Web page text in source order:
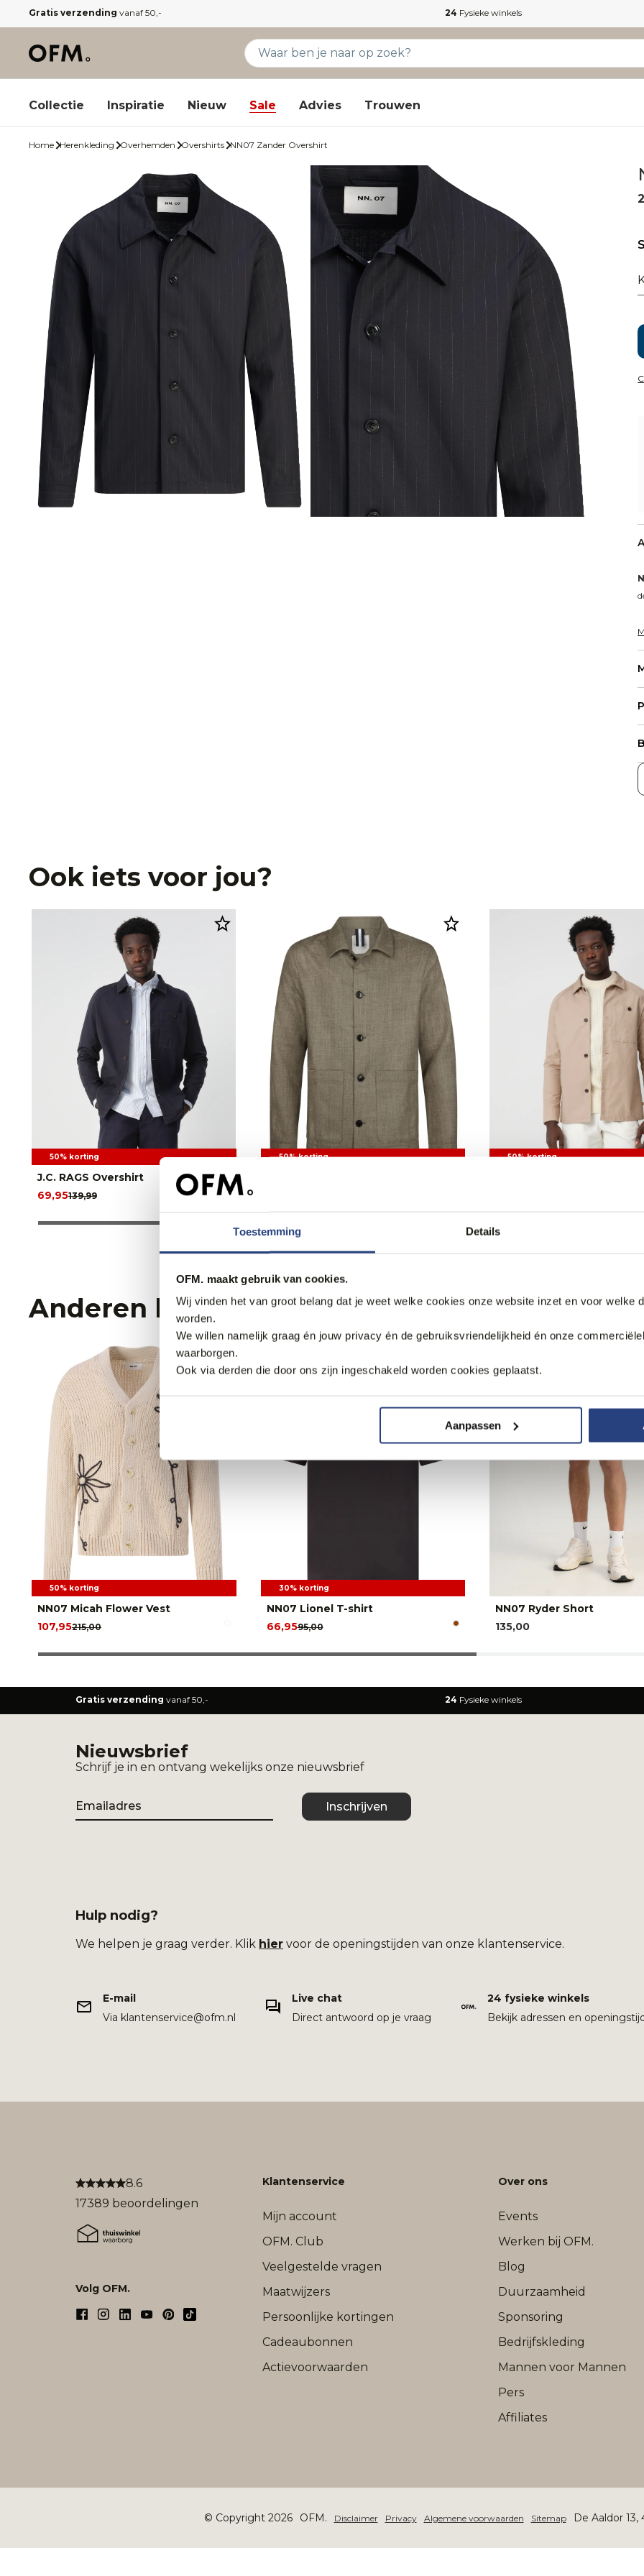
Toestemming Details
OFM. maakt gebruik van cookies.
Wij vinden het van groot belang dat je weet welke cookies onze website inzet en voor welke
worden.
We willen namelijk graag én jouw privacy én de gebruiksvriendelijkheid én onze
waarborgen.
Ook via derden die door ons zijn ingeschakeld worden cookies geplaatst.
Aanpassen
Gratis verzending vanaf 50,- 24 Fysieke winkels
Collectie Inspiratie Nieuw Sale Advies Trouwen
Home Herenkleding Overhemden Overshirts NN07 Zander Overshirt
Ook iets voor jou?
50% korting
J.C. RAGS Overshirt
139,99
69,95
50% korting 50% korting
Anderen bekeken ook
50% korting
NN07 Micah Flower Vest
215,00
107,95
30% korting
NN07 Lionel T-shirt
95,00
66,95
NN07 Ryder Short
135,00
Gratis verzending vanaf 50,- 24 Fysieke winkels
Nieuwsbrief
Schrijf je in en ontvang wekelijks onze nieuwsbrief
Email
Inschrijven
Hulp nodig?
We helpen je graag verder. Klik hier voor de openingstijden van onze klantenservice.
E-mail
Via klantenservice@ofm.nl
Live chat
Direct antwoord op je vraag
24 fysieke winkels
Bekijk adressen en
8.6
17389 beoordelingen
Volg OFM.
Klantenservice
Mijn account
OFM. Club
Veelgestelde vragen
Maatwijzers
Persoonlijke kortingen
Cadeaubonnen
Actievoorwaarden
Over ons
Events
Werken bij OFM.
Blog
Duurzaamheid
Sponsoring
Bedrijfskleding
Mannen voor Mannen
Pers
Affiliates
© Copyright 2026 OFM. Disclaimer Privacy Algemene voorwaarden Sitemap De Aaldor 13,